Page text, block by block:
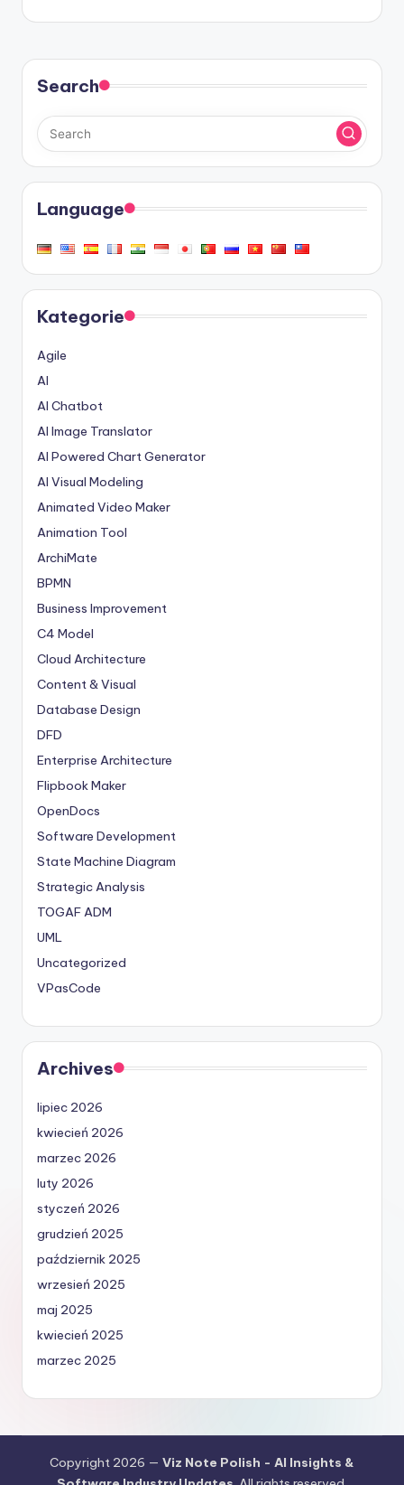
Search
Language
Kategorie
Agile
AI
AI Chatbot
AI Image Translator
AI Powered Chart Generator
AI Visual Modeling
Animated Video Maker
Animation Tool
ArchiMate
BPMN
Business Improvement
C4 Model
Cloud Architecture
Content & Visual
Database Design
DFD
Enterprise Architecture
Flipbook Maker
OpenDocs
Software Development
State Machine Diagram
Strategic Analysis
TOGAF ADM
UML
Uncategorized
VPasCode
Archives
lipiec 2026
kwiecień 2026
marzec 2026
luty 2026
styczeń 2026
grudzień 2025
październik 2025
wrzesień 2025
maj 2025
kwiecień 2025
marzec 2025
Copyright 2026 — Viz Note Polish - AI Insights &